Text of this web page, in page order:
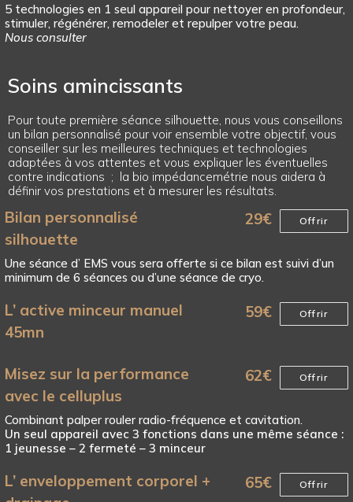
5 technologies en 1 seul appareil pour nettoyer en profondeur,
stimuler, régénérer, remodeler et repulper votre peau.
Nous consulter
Soins amincissants
Pour toute première séance silhouette, nous vous conseillons
un bilan personnalisé pour voir ensemble votre objectif, vous
conseiller sur les meilleures techniques et technologies
adaptées à vos attentes et vous expliquer les éventuelles
contre indications ; la bio impédancemétrie nous aidera à
définir vos prestations et à mesurer les résultats.
Bilan personnalisé
silhouette
29€ Offrir
Une séance d’ EMS vous sera offerte si ce bilan est suivi d’un
minimum de 6 séances ou d’une séance de cryo.
L’ active minceur manuel
45mn
59€ Offrir
Misez sur la performance
avec le celluplus
62€ Offrir
Combinant palper rouler radio-fréquence et cavitation.
Un seul appareil avec 3 fonctions dans une même séance :
1 jeunesse – 2 fermeté – 3 minceur
L’ enveloppement corporel +
65€ Offrir